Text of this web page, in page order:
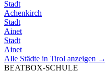
Stadt
Achenkirch
Stadt
Ainet
Stadt
Ainet
Alle Städte in Tirol anzeigen →
BEATBOX-SCHULE